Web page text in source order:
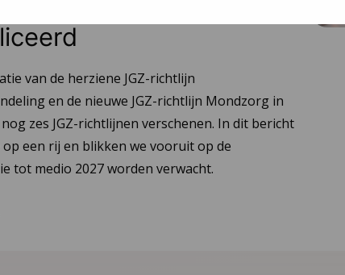
van de herziene JGZ-richtlijn
en de nieuwe JGZ-richtlijn Mondzorg in
zes JGZ-richtlijnen verschenen. In dit bericht
op een rij en blikken we vooruit op de
tot medio 2027 worden verwacht.